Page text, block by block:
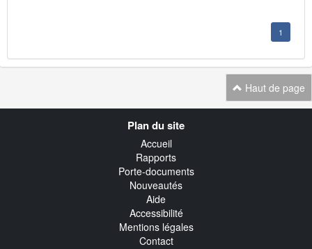
1
Haut de page
Plan du site
Accueil
Rapports
Porte-documents
Nouveautés
Aide
Accessibilité
Mentions légales
Contact